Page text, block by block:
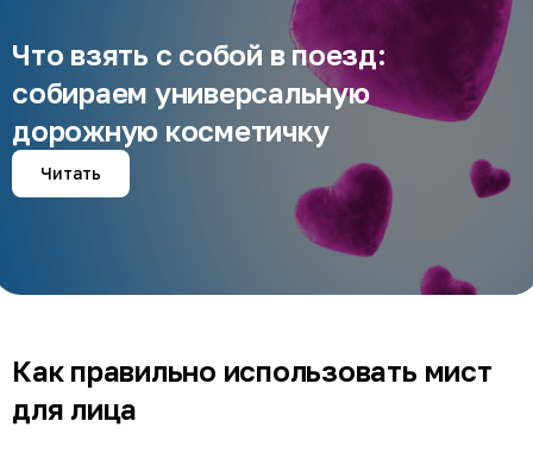
Что взять с собой в поезд:
собираем универсальную
дорожную косметичку
Читать
Как правильно использовать мист
для лица